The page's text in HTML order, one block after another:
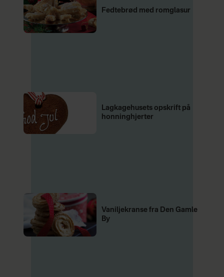
Fedtebrød med romglasur
Lagkagehusets opskrift på
honninghjerter
Vaniljekranse fra Den Gamle
By